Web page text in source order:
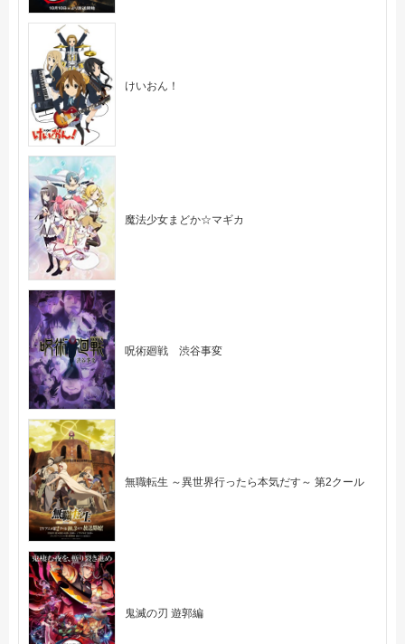
けいおん！
魔法少女まどか☆マギカ
呪術廻戦 渋谷事変
無職転生 ～異世界行ったら本気だす～ 第2クール
鬼滅の刃 遊郭編